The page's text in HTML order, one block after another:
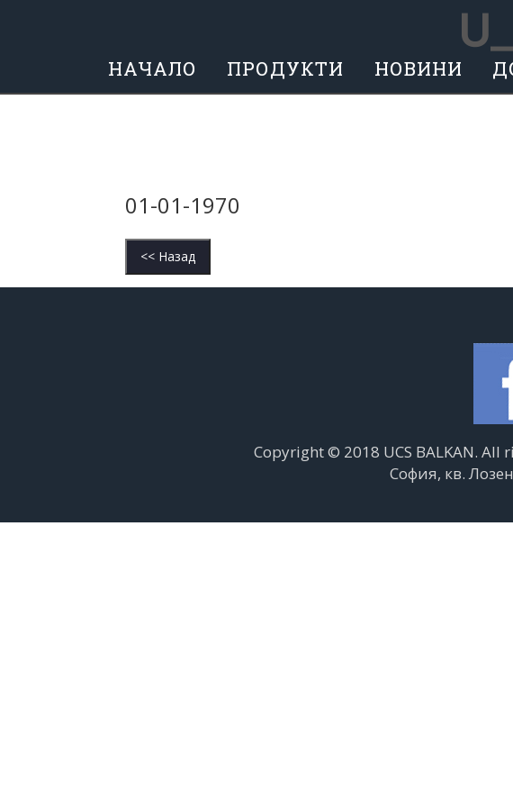
НАЧАЛО ПРОДУКТИ НОВИНИ
01-01-1970
<< Назад
Copyright © 2018 UCS BALKAN.
София, кв.